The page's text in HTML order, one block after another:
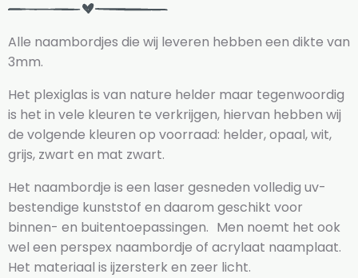
Alle naambordjes die wij leveren hebben een dikte van
3mm.
Het plexiglas is van nature helder maar tegenwoordig
is het in vele kleuren te verkrijgen, hiervan hebben wij
de volgende kleuren op voorraad: helder, opaal, wit,
grijs, zwart en mat zwart.
Het naambordje is een laser gesneden volledig uv-
bestendige kunststof en daarom geschikt voor
binnen- en buitentoepassingen. Men noemt het ook
wel een perspex naambordje of acrylaat naamplaat.
Het materiaal is ijzersterk en zeer licht.